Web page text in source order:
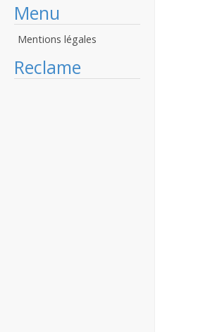
Menu
Mentions légales
Reclame